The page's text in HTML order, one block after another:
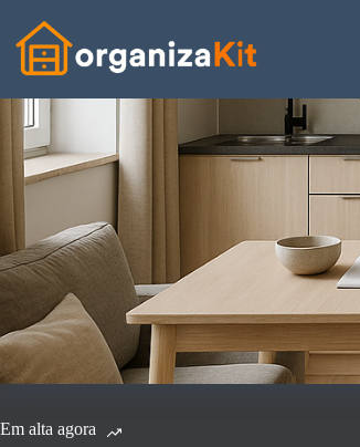
conteúdo
Em alta agora